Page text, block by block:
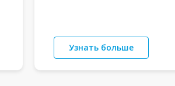
Узнать больше